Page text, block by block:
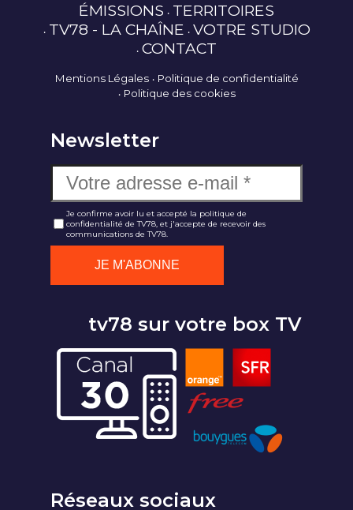
ÉMISSIONS TERRITOIRES
TV78 - LA CHAÎNE VOTRE STUDIO
CONTACT
Mentions Légales
Politique de confidentialité
Politique des cookies
Newsletter
Je confirme avoir lu et accepté la politique de
confidentialité de TV78, et j'accepte de recevoir des
communications de TV78.
tv78 sur votre box TV
Réseaux sociaux